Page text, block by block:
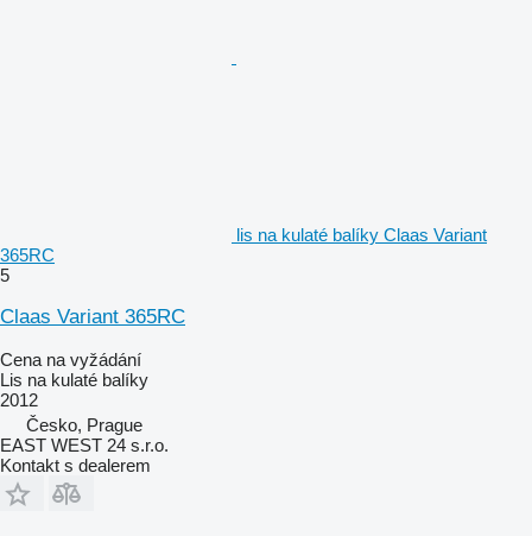
lis na kulaté balíky Claas Variant
365RC
5
Claas Variant 365RC
Cena na vyžádání
Lis na kulaté balíky
2012
Česko, Prague
EAST WEST 24 s.r.o.
Kontakt s dealerem